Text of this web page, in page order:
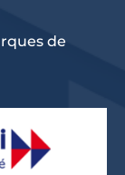
de